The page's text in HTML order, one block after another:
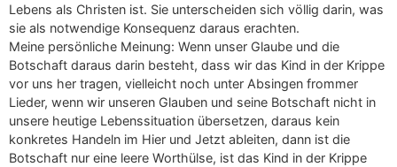
Lebens als Christen ist. Sie unterscheiden sich völlig darin, was
sie als notwendige Konsequenz daraus erachten.
Meine persönliche Meinung: Wenn unser Glaube und die
Botschaft daraus darin besteht, dass wir das Kind in der Krippe
vor uns her tragen, vielleicht noch unter Absingen frommer
Lieder, wenn wir unseren Glauben und seine Botschaft nicht in
unsere heutige Lebenssituation übersetzen, daraus kein
konkretes Handeln im Hier und Jetzt ableiten, dann ist die
Botschaft nur eine leere Worthülse, ist das Kind in der Krippe